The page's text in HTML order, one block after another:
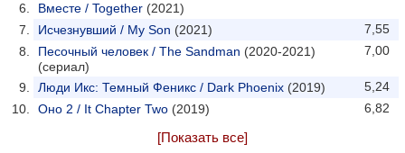
Вместе / Together (2021)
7,55
Исчезнувший / My Son (2021)
7,00
Песочный человек / The Sandman (2020-2021)
(сериал)
5,24
Люди Икс: Темный Феникс / Dark Phoenix (2019)
6,82
Оно 2 / It Chapter Two (2019)
[Показать все]